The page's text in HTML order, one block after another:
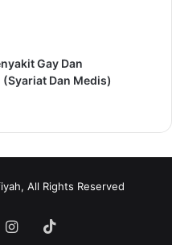
Gay Dan
Dan Medis)
All Rights Reserved
Instagram